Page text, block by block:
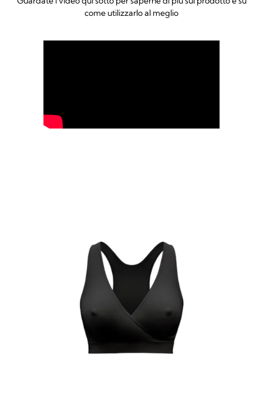
come utilizzarlo al meglio